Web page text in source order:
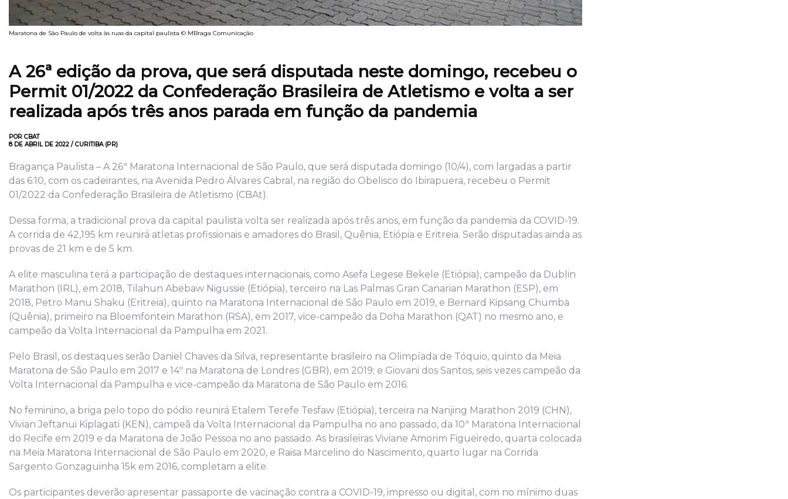
Maratona de São Paulo de volta às ruas da capital paulista © MBraga Comunicação
A 26ª edição da prova, que será disputada neste domingo, recebeu o
Permit 01/2022 da Confederação Brasileira de Atletismo e volta a ser
realizada após três anos parada em função da pandemia
POR CBAT
8 DE ABRIL DE 2022 / CURITIBA (PR)
Bragança Paulista – A 26ª Maratona Internacional de São Paulo, que será disputada domingo (10/4), com largadas a partir
das 6:10, com os cadeirantes, na Avenida Pedro Álvares Cabral, na região do Obelisco do Ibirapuera, recebeu o Permit
01/2022 da Confederação Brasileira de Atletismo (CBAt).
Dessa forma, a tradicional prova da capital paulista volta ser realizada após três anos, em função da pandemia da COVID-19.
A corrida de 42,195 km reunirá atletas profissionais e amadores do Brasil, Quênia, Etiópia e Eritreia. Serão disputadas ainda as
provas de 21 km e de 5 km.
A elite masculina terá a participação de destaques internacionais, como Asefa Legese Bekele (Etiópia), campeão da Dublin
Marathon (IRL), em 2018, Tilahun Abebaw Nigussie (Etiópia), terceiro na Las Palmas Gran Canarian Marathon (ESP), em
2018, Petro Manu Shaku (Eritreia), quinto na Maratona Internacional de São Paulo em 2019, e Bernard Kipsang Chumba
(Quênia), primeiro na Bloemfontein Marathon (RSA), em 2017, vice-campeão da Doha Marathon (QAT) no mesmo ano, e
campeão da Volta Internacional da Pampulha em 2021.
Pelo Brasil, os destaques serão Daniel Chaves da Silva, representante brasileiro na Olimpíada de Tóquio, quinto da Meia
Maratona de São Paulo em 2017 e 14º na Maratona de Londres (GBR), em 2019; e Giovani dos Santos, seis vezes campeão da
Volta Internacional da Pampulha e vice-campeão da Maratona de São Paulo em 2016.
No feminino, a briga pelo topo do pódio reunirá Etalem Terefe Tesfaw (Etiópia), terceira na Nanjing Marathon 2019 (CHN),
Vivian Jeftanui Kiplagati (KEN), campeã da Volta Internacional da Pampulha no ano passado, da 10ª Maratona Internacional
do Recife em 2019 e da Maratona de João Pessoa no ano passado. As brasileiras Viviane Amorim Figueiredo, quarta colocada
na Meia Maratona Internacional de São Paulo em 2020, e Raisa Marcelino do Nascimento, quarto lugar na Corrida
Sargento Gonzaguinha 15k em 2016, completam a elite.
Os participantes deverão apresentar passaporte de vacinação contra a COVID-19, impresso ou digital, com no mínimo duas